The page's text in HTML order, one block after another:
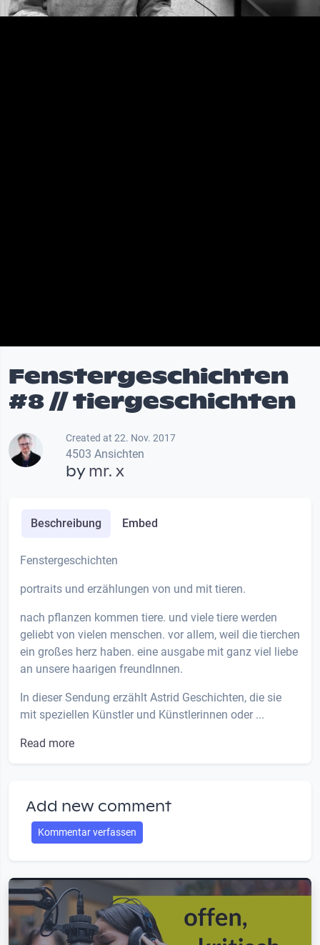
Fenstergeschichten
#8 // tiergeschichten
Created at 22. Nov. 2017
4503 Ansichten
bymr. x
Beschreibung Embed
Fenstergeschichten
portraits und erzählungen von und mit tieren.
nach pflanzen kommen tiere. und viele tiere werden
geliebt von vielen menschen. vor allem, weil die tierchen
ein großes herz haben. eine ausgabe mit ganz viel liebe
an unsere haarigen freundInnen.
In dieser Sendung erzählt Astrid Geschichten, die sie
mit speziellen Künstler und Künstlerinnen oder ...
Read more
Add new comment
Kommentar verfassen